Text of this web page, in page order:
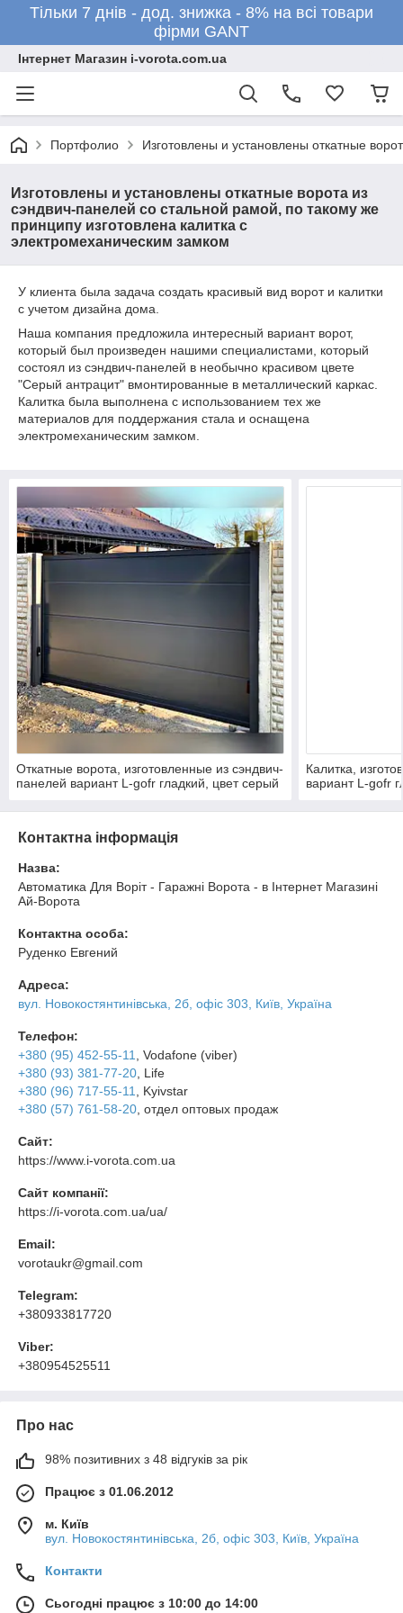
Тільки 7 днів - дод. знижка - 8% на всі товари
фірми GANT
Інтернет Магазин i-vorota.com.ua
Портфолио Изготовлены и установлены откатные
Изготовлены и установлены откатные ворота из
сэндвич-панелей со стальной рамой, по такому же
принципу изготовлена калитка с
электромеханическим замком
У клиента была задача создать красивый вид ворот и калитки
с учетом дизайна дома.
Наша компания предложила интересный вариант ворот,
который был произведен нашими специалистами, который
состоял из сэндвич-панелей в необычно красивом цвете
"Серый антрацит" вмонтированные в металлический каркас.
Калитка была выполнена с использованием тех же
материалов для поддержания стала и оснащена
электромеханическим замком.
Откатные ворота, изготовленные из сэндвич-
панелей вариант L-gofr гладкий, цвет серый
Калитка,
вариант L-gofr
оснащенные
Контактна інформація
Назва:
Автоматика Для Воріт - Гаражні Ворота - в Інтернет Магазині
Ай-Ворота
Контактна особа:
Руденко Евгений
Адреса:
вул. Новокостянтинівська, 2б, офіс 303, Київ, Україна
Телефон:
+380 (95) 452-55-11
, Vodafone (viber)
+380 (93) 381-77-20 , Life
+380 (96) 717-55-11
, Kyivstar
+380 (57) 761-58-20 , отдел оптовых продаж
Сайт:
https://www.i-vorota.com.ua
Сайт компанії:
https://i-vorota.com.ua/ua/
Email:
vorotaukr@gmail.com
Telegram:
+380933817720
Viber:
+380954525511
Про нас
98% позитивних з 48 відгуків за рік
Працює з 01.06.2012
м. Київ
вул. Новокостянтинівська, 2б, офіс 303, Київ, Україна
Контакти
Сьогодні працює з 10:00 до 14:00